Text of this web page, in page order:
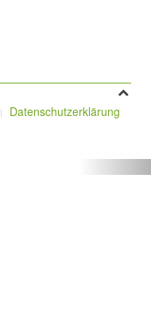
Datenschutzerklärung